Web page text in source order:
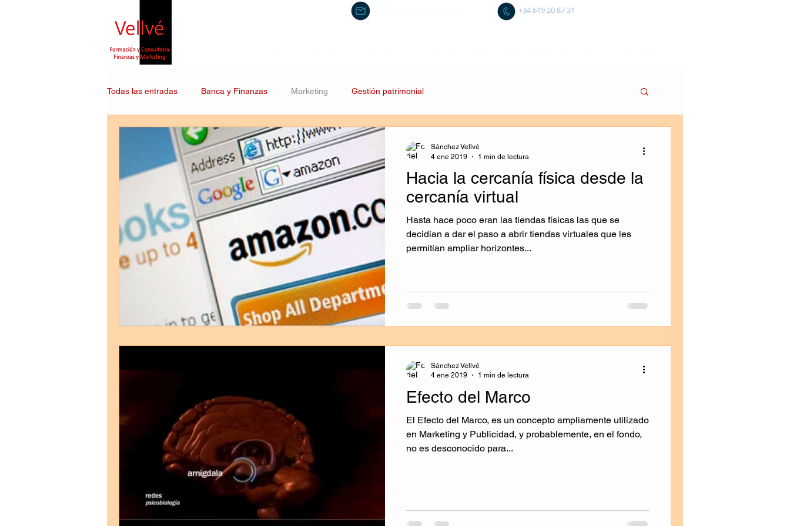
+34 619 20 87 31
Todas las entradas Banca y Finanzas Marketing Gestión patrimonial
Hacia la cercanía física desde la
cercanía virtual
Hasta hace poco eran las tiendas físicas las que se
decidían a dar el paso a abrir tiendas virtuales que les
permitían ampliar horizontes...
Sánchez Vellvé
4 ene 2019
1 min de lectura
Efecto del Marco
El Efecto del Marco, es un concepto ampliamente utilizado
en Marketing y Publicidad, y probablemente, en el fondo,
no es desconocido para...
Sánchez Vellvé
4 ene 2019
1 min de lectura